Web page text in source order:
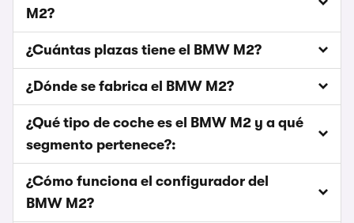
M2?
¿Cuántas plazas tiene el BMW M2?
¿Dónde se fabrica el BMW M2?
¿Qué tipo de coche es el BMW M2 y a qué
segmento pertenece?:
¿Cómo funciona el configurador del
BMW M2?